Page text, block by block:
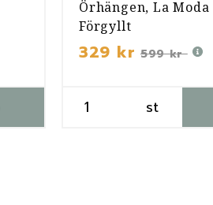
Örhängen, La Moda
Förgyllt
329 kr 599 kr
st